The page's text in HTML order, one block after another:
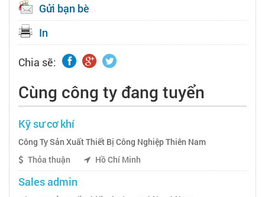
Gửi bạn bè
In
Chia sẽ:
Cùng công ty đang tuyển
Kỹ sư cơ khí
Công Ty Sản Xuất Thiết Bị Công Nghiệp Thiên Nam
Thỏa thuận
Hồ Chí Minh
Sales admin